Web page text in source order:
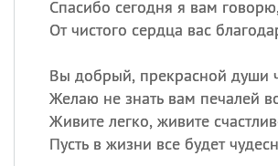
Спасибо сегодня я вам
От чистого сердца вас
Вы добрый, прекрасной души
Желаю не знать вам печалей
Живите легко, живите
Пусть в жизни все будет